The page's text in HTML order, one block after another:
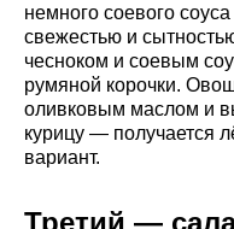
немного соевого
свежестью и
чесноком и соевым
румяной корочки.
оливковым маслом и
курицу — получается
вариант.
Третий —